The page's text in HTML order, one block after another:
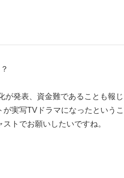
が発表、資金難であることも報じ
実写TVドラマになったというこ
トでお願いしたいですね。